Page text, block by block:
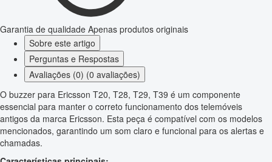
Garantia de qualidade Apenas produtos originais
Sobre este artigo
Perguntas e Respostas
Avaliações (0) (0 avaliações)
O buzzer para Ericsson T20, T28, T29, T39 é um componente
essencial para manter o correto funcionamento dos telemóveis
antigos da marca Ericsson. Esta peça é compatível com os modelos
mencionados, garantindo um som claro e funcional para os alertas e
chamadas.